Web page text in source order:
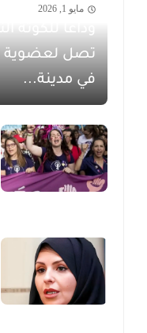
مايو 1, 2026
وداعاً للكوتة
تصل لعضوية
في مدينة...